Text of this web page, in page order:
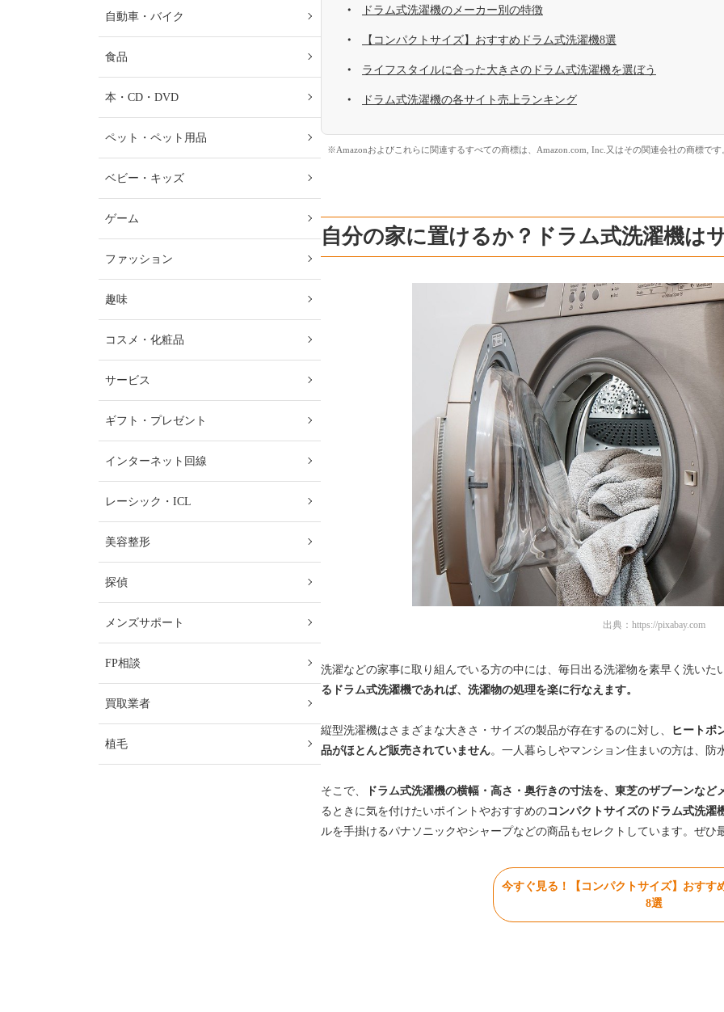
ドラム式洗濯機のメーカー別の特徴
【コンパクトサイズ】おすすめドラム式洗濯機8選
ライフスタイルに合った大きさのドラム式洗濯機を選ぼう
ドラム式洗濯機の各サイト売上ランキング
※Amazonおよびこれらに関連するすべての商標は、Amazon.com, Inc.又はその関連会社の商標です
自分の家に置けるか？ドラム式洗濯機は
出典： https://pixabay.com
洗濯などの家事に取り組んでいる方の中には、毎日出る洗濯物を素早く洗いた
るドラム式洗濯機であれば、洗濯物の処理を楽に行なえます。
縦型洗濯機はさまざまな大きさ・サイズの製品が存在するのに対し、
ヒートポ
品がほとんど販売されていません。一人暮らしやマンション住まいの方は、
そこで、 ドラム式洗濯機の横幅・高さ・奥行きの寸法を、東芝のザブーンなど
るときに気を付けたいポイントやおすすめのコンパクトサイズのドラム式洗濯
ルを手掛けるパナソニックやシャープなどの商品もセレクトしています。ぜひ
今すぐ見る！【コンパクトサイズ】おすす
8選
自動車・バイク
食品
本・CD・DVD
ペット・ペット用品
ベビー・キッズ
ゲーム
ファッション
趣味
コスメ・化粧品
サービス
ギフト・プレゼント
インターネット回線
レーシック・ICL
美容整形
探偵
メンズサポート
FP相談
買取業者
植毛